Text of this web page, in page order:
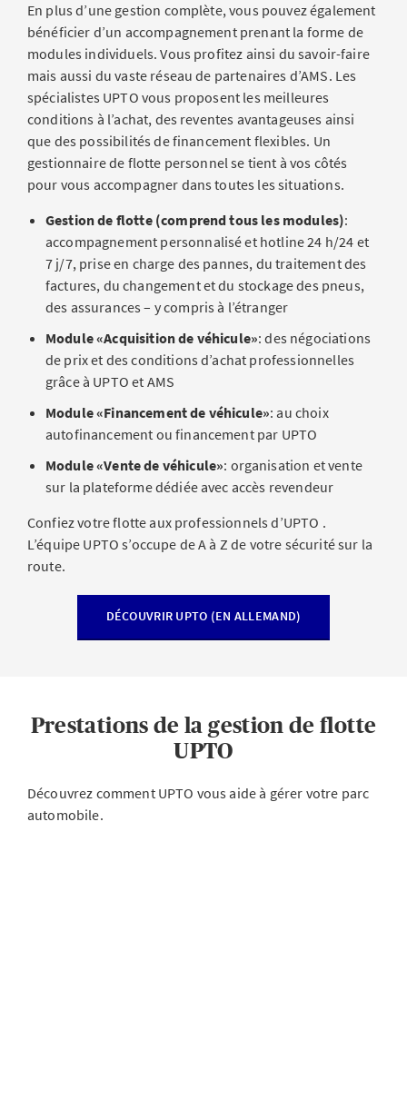
En plus d’une gestion complète, vous pouvez également
bénéficier d’un accompagnement prenant la forme de
modules individuels. Vous profitez ainsi du savoir-faire
mais aussi du vaste réseau de partenaires d’AMS. Les
spécialistes UPTO vous proposent les meilleures
conditions à l’achat, des reventes avantageuses ainsi
que des possibilités de financement flexibles. Un
gestionnaire de flotte personnel se tient à vos côtés
pour vous accompagner dans toutes les situations.
Gestion de flotte (comprend tous les modules):
accompagnement personnalisé et hotline 24 h/24 et
7 j/7, prise en charge des pannes, du traitement des
factures, du changement et du stockage des pneus,
des assurances – y compris à l’étranger
Module «Acquisition de véhicule»: des négociations
de prix et des conditions d’achat professionnelles
grâce à UPTO et AMS
Module «Financement de véhicule»: au choix
autofinancement ou financement par UPTO
Module «Vente de véhicule»: organisation et vente
sur la plateforme dédiée avec accès revendeur
Confiez votre flotte aux professionnels d’UPTO .
L’équipe UPTO s’occupe de A à Z de votre sécurité sur la
route.
DÉCOUVRIR UPTO (EN ALLEMAND)
Prestations de la gestion de flotte
UPTO
Découvrez comment UPTO vous aide à gérer votre parc
automobile.